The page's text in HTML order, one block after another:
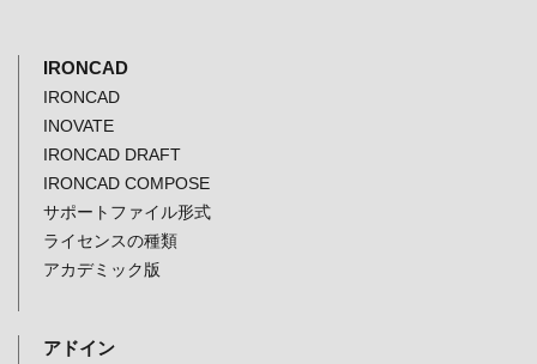
IRONCAD
IRONCAD
INOVATE
IRONCAD DRAFT
IRONCAD COMPOSE
サポートファイル形式
ライセンスの種類
アカデミック版
アドイン